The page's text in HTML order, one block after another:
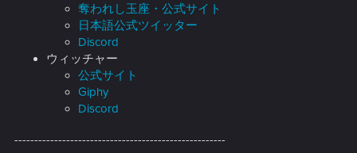
奪われし玉座・公式サイト
日本語公式ツイッター
Discord
ウィッチャー
公式サイト
Giphy
Discord
-----------------------------------------------------